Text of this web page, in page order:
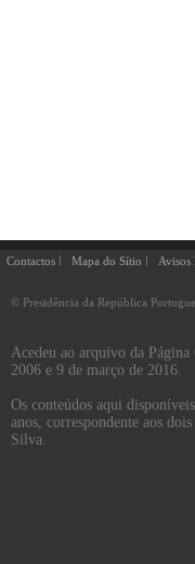
Contactos Mapa do Sítio Avisos
© Presidência da República
Acedeu ao arquivo da
2006 e 9 de março de 2016.
Os conteúdos aqui
anos, correspondente aos
Silva.